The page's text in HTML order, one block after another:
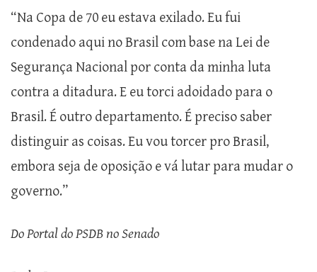
“Na Copa de 70 eu estava exilado. Eu fui
condenado aqui no Brasil com base na Lei de
Segurança Nacional por conta da minha luta
contra a ditadura. E eu torci adoidado para o
Brasil. É outro departamento. É preciso saber
distinguir as coisas. Eu vou torcer pro Brasil,
embora seja de oposição e vá lutar para mudar o
governo.”
Do Portal do PSDB no Senado